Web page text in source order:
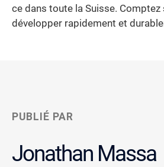
ce dans toute la Suisse. Comptez
développer rapidement et
PUBLIÉ PAR
Jonathan Massa